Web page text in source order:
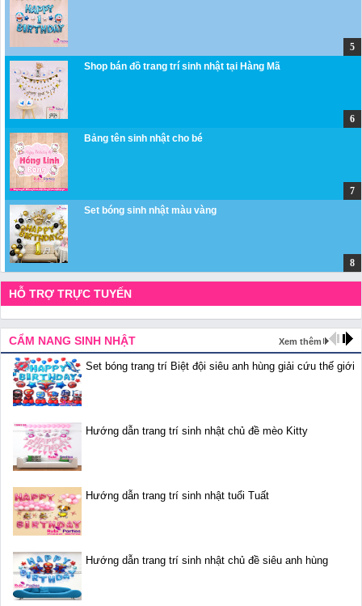
Shop bán đồ trang trí sinh nhật tại Hàng Mã
Bảng tên sinh nhật cho bé
Set bóng sinh nhật màu vàng
HỖ TRỢ TRỰC TUYẾN
CẨM NANG SINH NHẬT Xem thêm
Set bóng trang trí Biệt đội siêu anh hùng giải cứu thế giới
Hướng dẫn trang trí sinh nhật chủ đề mèo Kitty
Hướng dẫn trang trí sinh nhật tuổi Tuất
Hướng dẫn trang trí sinh nhật chủ đề siêu anh hùng